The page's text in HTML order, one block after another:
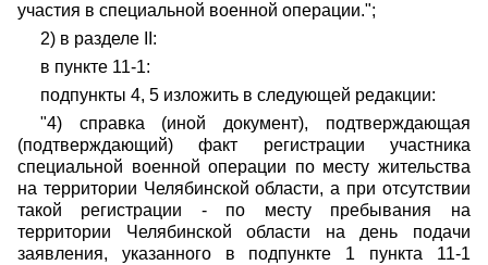
участия в специальной военной операции.";
2) в разделе II:
в пункте 11-1:
подпункты 4, 5 изложить в следующей редакции:
"4) справка (иной документ), подтверждающая
(подтверждающий) факт регистрации участника
специальной военной операции по месту жительства
на территории Челябинской области, а при отсутствии
такой регистрации - по месту пребывания на
территории Челябинской области на день подачи
заявления, указанного в подпункте 1 пункта 11-1